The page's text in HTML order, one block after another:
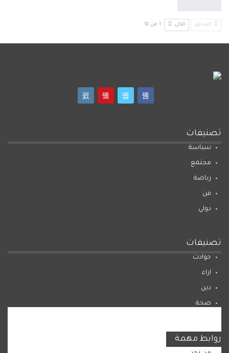
السابق التالي 1 من 10
تصنيفات
سياسة
مجتمع
رياضة
فن
دولي
تصنيفات
حوادث
اراء
دين
صحة
روابط مهمة